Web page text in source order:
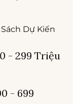
Dự Kiến
- 299 Triệu
- 699